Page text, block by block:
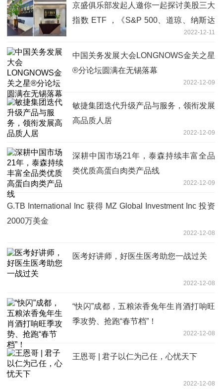
京盛俱乐部发起人邀你一起探讨美股三大
指数 ETF ，《S&P 500、道琼、纳斯达
2022-12-11
中国关务发展大会LONGNOWS金关之星
®分论坛圆满在无锡落幕
2022-12-09
敏捷集团迭代升级产品与服务，领衔发展
高品质人居
2022-12-09
深耕中国市场21年，泰森持续丰富全品
类优质高蛋白肉类产品线
2022-12-09
G.TB International Inc 获得 MZ Global Investment Inc 投资
2000万美金
2022-12-08
医考好讲师，好医生医考助您一战过关
2022-12-08
“快闪”成都，五粮浓香兔年生肖酒打响旺
季攻势、抢跑“春节档”！
2022-12-08
王恩哥 | 君子以仁为己任，心忧天下
2022-12-08